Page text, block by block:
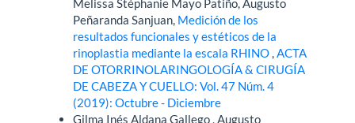
Melissa Stéphanie Mayo Patiño, Augusto
Peñaranda Sanjuan, Medición de los
resultados funcionales y estéticos de la
rinoplastia mediante la escala RHINO,ACTA
DE OTORRINOLARINGOLOGÍA & CIRUGÍA
DE CABEZA Y CUELLO: Vol. 47 Núm. 4
(2019): Octubre - Diciembre
Gilma Inés Aldana Gallego , Augusto